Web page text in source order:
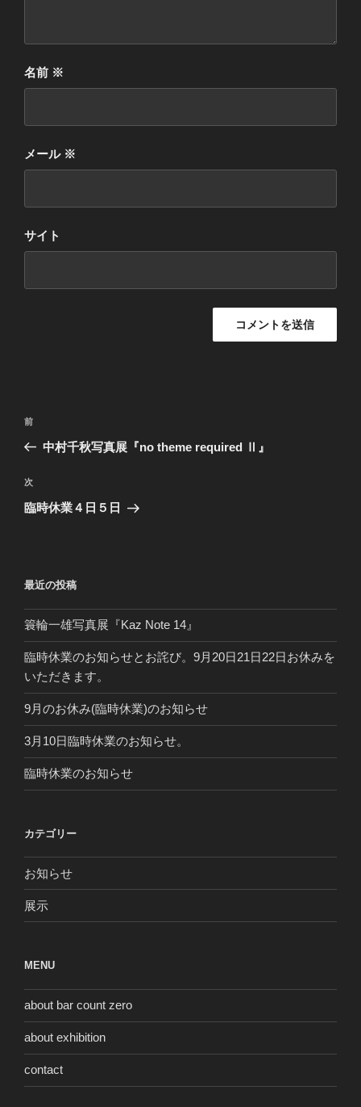
名前 ※
メール ※
サイト
投
ナ
ビ
ゲ
ン
前
の
稿
前
中村千秋写真展『no theme required Ⅱ』
次
の
次
臨時休業４日５日
最近の投稿
簑輪一雄写真展『Kaz Note 14』
臨時休業のお知らせとお詫び。9月20日21日22日お休みを
いただきます。
9月のお休み(臨時休業)のお知らせ
3月10日臨時休業のお知らせ。
臨時休業のお知らせ
カテゴリー
お知らせ
展示
MENU
about bar count zero
about exhibition
contact